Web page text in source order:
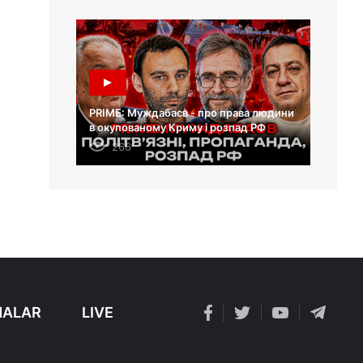
PRIME: Муждабаєв - про права людини
в окупованому Криму і розпад РФ
266
LIVE